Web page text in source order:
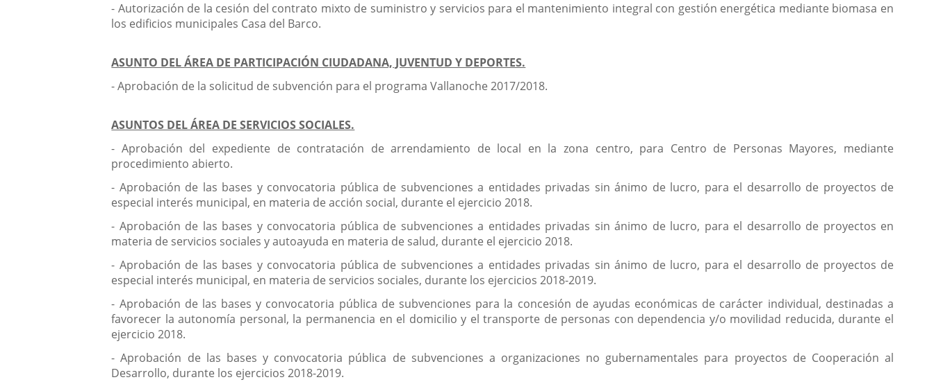
- Autorización de la cesión del contrato mixto de suministro y servicios para el mantenimiento integral con gestión energética mediante biomasa en
los edificios municipales Casa del Barco.
ASUNTO DEL ÁREA DE PARTICIPACIÓN CIUDADANA, JUVENTUD Y DEPORTES.
- Aprobación de la solicitud de subvención para el programa Vallanoche 2017/2018.
ASUNTOS DEL ÁREA DE SERVICIOS SOCIALES.
- Aprobación del expediente de contratación de arrendamiento de local en la zona centro, para Centro de Personas Mayores, mediante
procedimiento abierto.
- Aprobación de las bases y convocatoria pública de subvenciones a entidades privadas sin ánimo de lucro, para el desarrollo de proyectos de
especial interés municipal, en materia de acción social, durante el ejercicio 2018.
- Aprobación de las bases y convocatoria pública de subvenciones a entidades privadas sin ánimo de lucro, para el desarrollo de proyectos en
materia de servicios sociales y autoayuda en materia de salud, durante el ejercicio 2018.
- Aprobación de las bases y convocatoria pública de subvenciones a entidades privadas sin ánimo de lucro, para el desarrollo de proyectos de
especial interés municipal, en materia de servicios sociales, durante los ejercicios 2018-2019.
- Aprobación de las bases y convocatoria pública de subvenciones para la concesión de ayudas económicas de carácter individual, destinadas a
favorecer la autonomía personal, la permanencia en el domicilio y el transporte de personas con dependencia y/o movilidad reducida, durante el
ejercicio 2018.
- Aprobación de las bases y convocatoria pública de subvenciones a organizaciones no gubernamentales para proyectos de Cooperación al
Desarrollo, durante los ejercicios 2018-2019.